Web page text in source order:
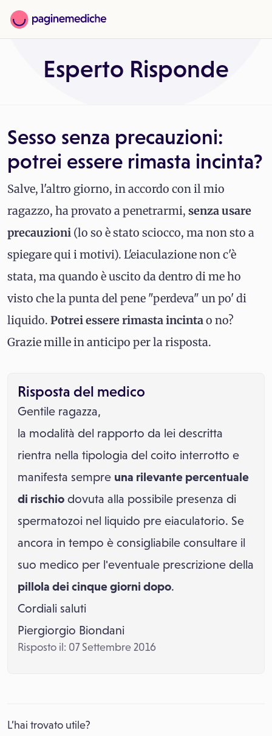
Esperto Risponde
Sesso senza precauzioni:
potrei essere rimasta incinta?
Salve, l'altro giorno, in accordo con il mio
ragazzo, ha provato a penetrarmi, senza usare
precauzioni (lo so è stato sciocco, ma non sto a
spiegare qui i motivi). L'eiaculazione non c'è
stata, ma quando è uscito da dentro di me ho
visto che la punta del pene "perdeva" un po' di
liquido. Potrei essere rimasta incintao no?
Grazie mille in anticipo per la risposta.
Risposta del medico
Gentile ragazza,
la modalità del rapporto da lei descritta
rientra nella tipologia del coito interrotto e
manifesta sempre una rilevante percentuale
di rischio dovuta alla possibile presenza di
spermatozoi nel liquido pre eiaculatorio. Se
ancora in tempo è consigliabile consultare il
suo medico per l'eventuale prescrizione della
pillola dei cinque giorni dopo.
Cordiali saluti
Piergiorgio Biondani
Risposto il: 07 Settembre 2016
L’hai trovato utile?